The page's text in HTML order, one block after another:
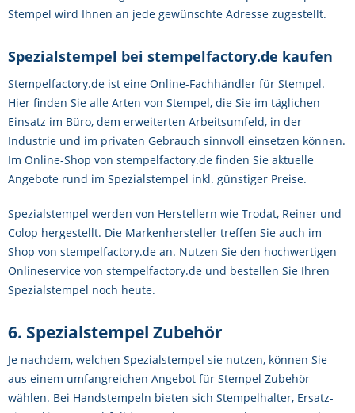
Stempel wird Ihnen an jede gewünschte Adresse zugestellt.
Spezialstempel bei stempelfactory.de kaufen
Stempelfactory.de ist eine Online-Fachhändler für Stempel.
Hier finden Sie alle Arten von Stempel, die Sie im täglichen
Einsatz im Büro, dem erweiterten Arbeitsumfeld, in der
Industrie und im privaten Gebrauch sinnvoll einsetzen können.
Im Online-Shop von stempelfactory.de finden Sie aktuelle
Angebote rund im Spezialstempel inkl. günstiger Preise.
Spezialstempel werden von Herstellern wie Trodat, Reiner und
Colop hergestellt. Die Markenhersteller treffen Sie auch im
Shop von stempelfactory.de an. Nutzen Sie den hochwertigen
Onlineservice von stempelfactory.de und bestellen Sie Ihren
Spezialstempel noch heute.
6. Spezialstempel Zubehör
Je nachdem, welchen Spezialstempel sie nutzen, können Sie
aus einem umfangreichen Angebot für Stempel Zubehör
wählen. Bei Handstempeln bieten sich Stempelhalter, Ersatz-